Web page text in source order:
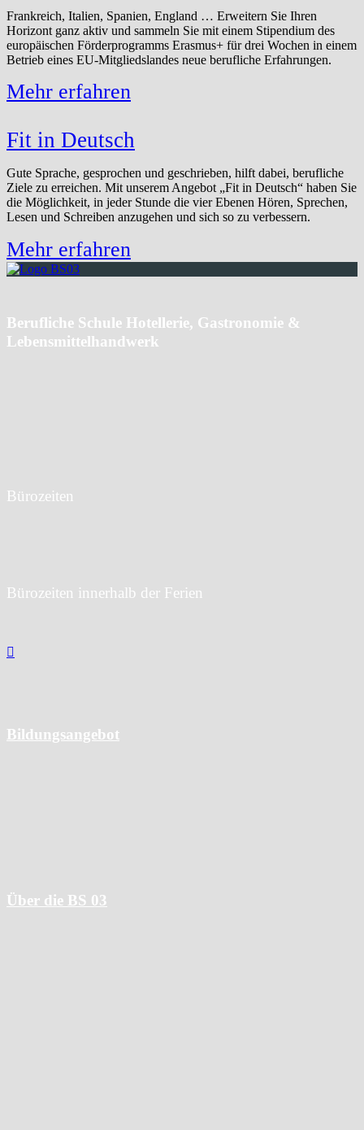
Frankreich, Italien, Spanien, England … Erweitern Sie Ihren
Horizont ganz aktiv und sammeln Sie mit einem Stipendium des
europäischen Förderprogramms Erasmus+ für drei Wochen in einem
Betrieb eines EU-Mitgliedslandes neue berufliche Erfahrungen.
Mehr erfahren
Fit in Deutsch
Gute Sprache, gesprochen und geschrieben, hilft dabei, berufliche
Ziele zu erreichen. Mit unserem Angebot „Fit in Deutsch“ haben Sie
die Möglichkeit, in jeder Stunde die vier Ebenen Hören, Sprechen,
Lesen und Schreiben anzugehen und sich so zu verbessern.
Mehr erfahren
Berufliche Schule Hotellerie, Gastronomie &
Lebensmittelhandwerk
Bürozeiten
Bürozeiten innerhalb der Ferien

Bildungsangebot
Über die BS 03